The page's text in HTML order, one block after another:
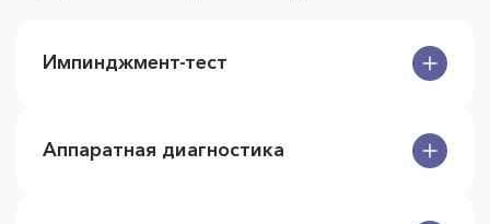
Импинджмент-тест
Аппаратная диагностика